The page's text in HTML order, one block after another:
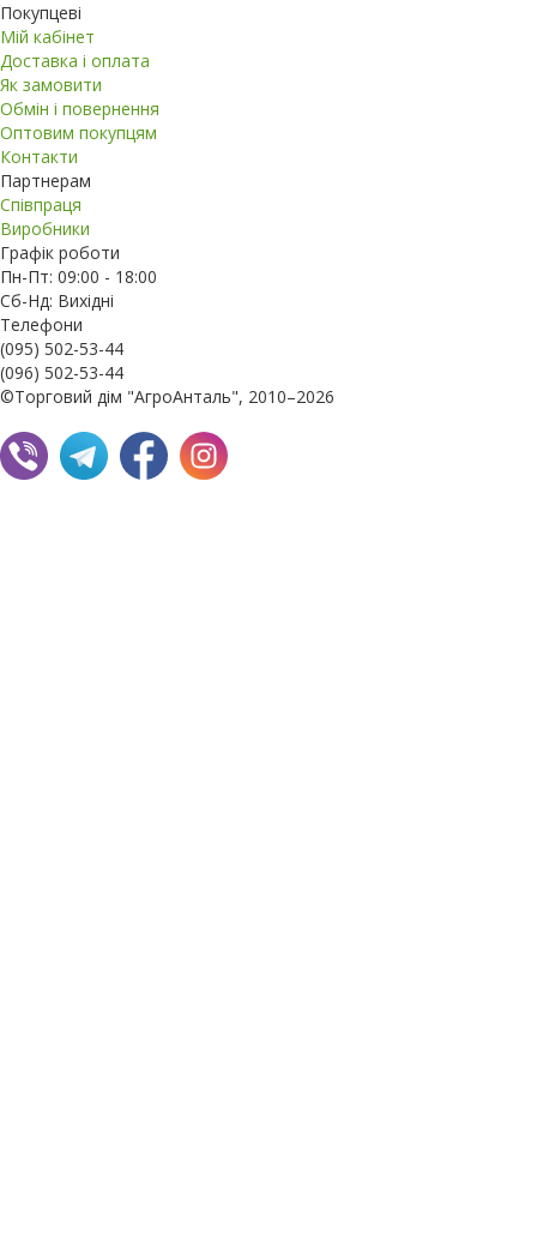
Покупцеві
Мій кабінет
Доставка і оплата
Як замовити
Обмін і повернення
Оптовим покупцям
Контакти
Партнерам
Співпраця
Виробники
Графік роботи
Пн-Пт: 09:00 - 18:00
Сб-Нд: Вихідні
Телефони
(095) 502-53-44
(096) 502-53-44
©Торговий дім "АгроАнталь", 2010–2026